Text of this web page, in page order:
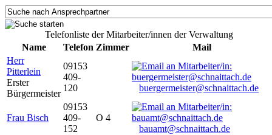
Telefonliste der Mitarbeiter/innen der Verwaltung
Name
Telefon Zimmer
Mail
Herr
Pitterlein
Erster
Bürgermeister
09153
409-
120
buergermeister@schnaittach.de
Frau Bisch
09153
409-
152
O 4
bauamt@schnaittach.de